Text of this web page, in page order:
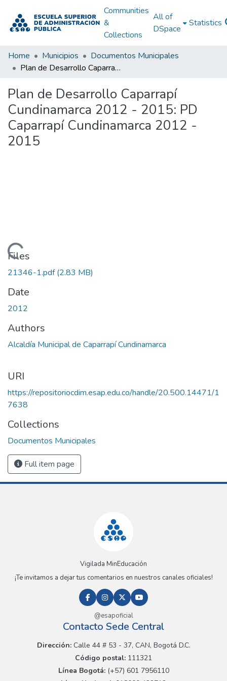
Communities
&
Collections
All of
DSpace
Statistics
Home Municipios
Documentos Municipales
Plan de Desarrollo Caparrapí Cundinamarca 2012 - 2015: PD Caparrapí Cundinamarca 2012 - 2015
Plan de Desarrollo Caparrapí
Cundinamarca 2012 - 2015: PD
Caparrapí Cundinamarca 2012 -
2015
Loading...
Files
21346-1.pdf(2.83 MB)
Date
2012
Authors
Alcaldía Municipal de Caparrapí Cundinamarca
URI
https://repositoriocdim.esap.edu.co/handle/20.500.14471/1
7638
Collections
Documentos Municipales
Full item page
Vigilada MinEducación
¡Te invitamos a dejar tus comentarios en nuestros canales oficiales!
@esapoficial
Contacto Sede Central
Dirección:Calle 44 # 53 - 37, CAN, Bogotá D.C.
Código postal: 111321
Línea Bogotá:(+57) 601 7956110